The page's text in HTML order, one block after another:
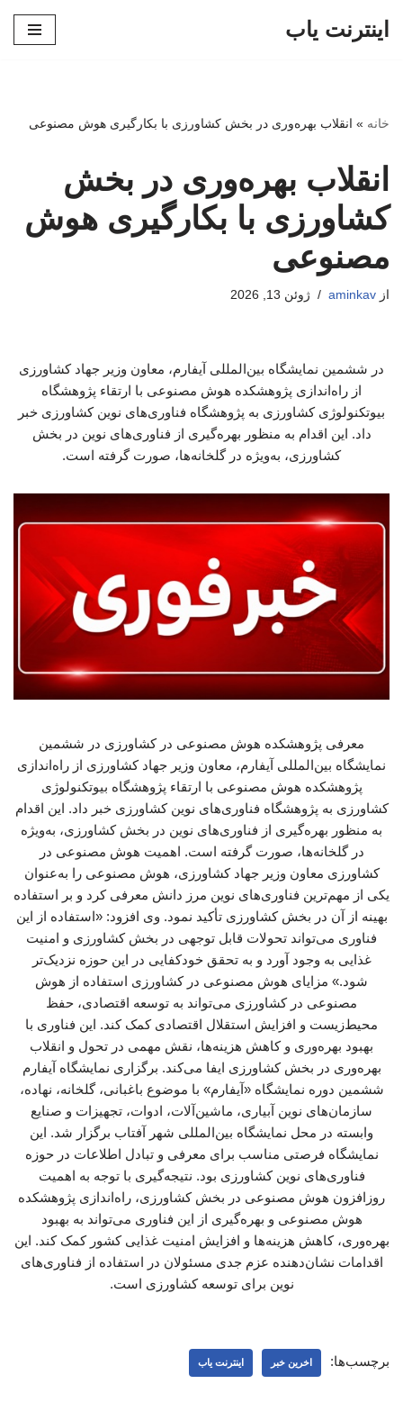
اینترنت یاب
خانه » انقلاب بهره‌وری در بخش کشاورزی با بکارگیری هوش مصنوعی
انقلاب بهره‌وری در بخش
کشاورزی با بکارگیری هوش
مصنوعی
از aminkav ژوئن 13, 2026
در ششمین نمایشگاه بین‌المللی آیفارم، معاون وزیر جهاد کشاورزی
از راه‌اندازی پژوهشکده هوش مصنوعی با ارتقاء پژوهشگاه
بیوتکنولوژی کشاورزی به پژوهشگاه فناوری‌های نوین کشاورزی خبر
داد. این اقدام به منظور بهره‌گیری از فناوری‌های نوین در بخش
کشاورزی، به‌ویژه در گلخانه‌ها، صورت گرفته است.
معرفی پژوهشکده هوش مصنوعی در کشاورزی در ششمین
نمایشگاه بین‌المللی آیفارم، معاون وزیر جهاد کشاورزی از راه‌اندازی
پژوهشکده هوش مصنوعی با ارتقاء پژوهشگاه بیوتکنولوژی
کشاورزی به پژوهشگاه فناوری‌های نوین کشاورزی خبر داد. این اقدام
به منظور بهره‌گیری از فناوری‌های نوین در بخش کشاورزی، به‌ویژه
در گلخانه‌ها، صورت گرفته است. اهمیت هوش مصنوعی در
کشاورزی معاون وزیر جهاد کشاورزی، هوش مصنوعی را به‌عنوان
یکی از مهم‌ترین فناوری‌های نوین مرز دانش معرفی کرد و بر استفاده
بهینه از آن در بخش کشاورزی تأکید نمود. وی افزود: «استفاده از این
فناوری می‌تواند تحولات قابل توجهی در بخش کشاورزی و امنیت
غذایی به وجود آورد و به تحقق خودکفایی در این حوزه نزدیک‌تر
شود.» مزایای هوش مصنوعی در کشاورزی استفاده از هوش
مصنوعی در کشاورزی می‌تواند به توسعه اقتصادی، حفظ
محیط‌زیست و افزایش استقلال اقتصادی کمک کند. این فناوری با
بهبود بهره‌وری و کاهش هزینه‌ها، نقش مهمی در تحول و انقلاب
بهره‌وری در بخش کشاورزی ایفا می‌کند. برگزاری نمایشگاه آیفارم
ششمین دوره نمایشگاه «آیفارم» با موضوع باغبانی، گلخانه، نهاده،
سازمان‌های نوین آبیاری، ماشین‌آلات، ادوات، تجهیزات و صنایع
وابسته در محل نمایشگاه بین‌المللی شهر آفتاب برگزار شد. این
نمایشگاه فرصتی مناسب برای معرفی و تبادل اطلاعات در حوزه
فناوری‌های نوین کشاورزی بود. نتیجه‌گیری با توجه به اهمیت
روزافزون هوش مصنوعی در بخش کشاورزی، راه‌اندازی پژوهشکده
هوش مصنوعی و بهره‌گیری از این فناوری می‌تواند به بهبود
بهره‌وری، کاهش هزینه‌ها و افزایش امنیت غذایی کشور کمک کند. این
اقدامات نشان‌دهنده عزم جدی مسئولان در استفاده از فناوری‌های
نوین برای توسعه کشاورزی است.
برچسب‌ها: اخرین خبر اینترنت یاب